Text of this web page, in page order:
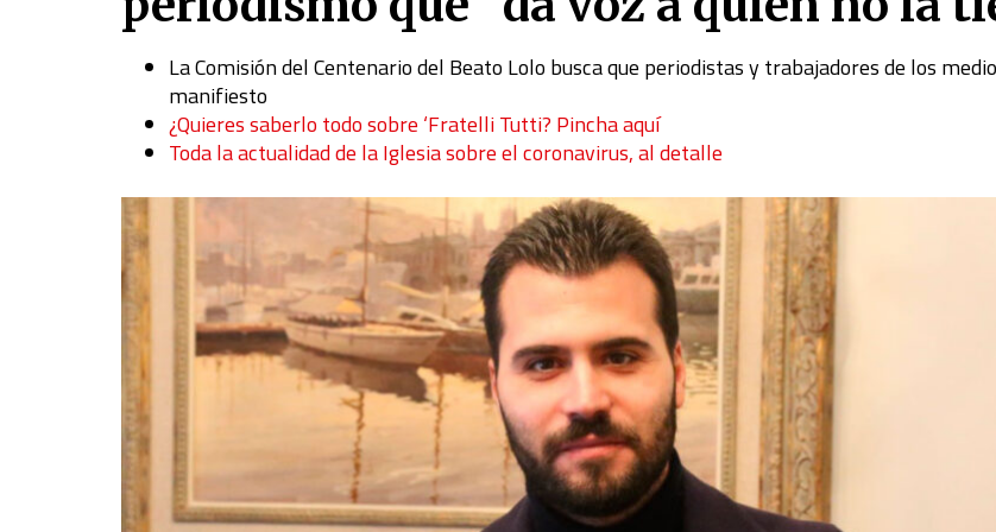
La Comisión del Centenario del Beato Lolo busca que periodistas y trabajadores de los
manifiesto
¿Quieres saberlo todo sobre ‘Fratelli Tutti? Pincha aquí
Toda la actualidad de la Iglesia sobre el coronavirus, al detalle